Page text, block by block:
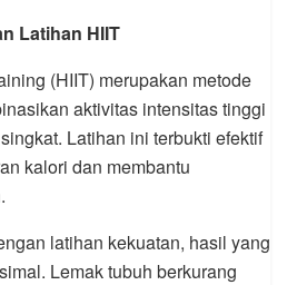
Latihan HIIT
(HIIT) merupakan metode
aktivitas intensitas tinggi
Latihan ini terbukti efektif
kalori dan membantu
latihan kekuatan, hasil yang
Lemak tubuh berkurang